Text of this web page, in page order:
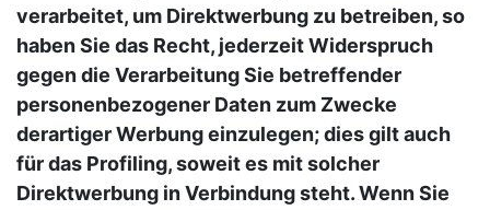
verarbeitet, um Direktwerbung zu betreiben, so
haben Sie das Recht, jederzeit Widerspruch
gegen die Verarbeitung Sie betreffender
personenbezogener Daten zum Zwecke
derartiger Werbung einzulegen; dies gilt auch
für das Profiling, soweit es mit solcher
Direktwerbung in Verbindung steht. Wenn Sie